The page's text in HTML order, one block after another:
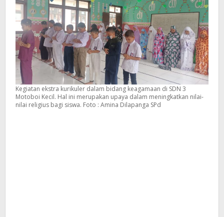
Kegiatan ekstra kurikuler dalam bidang keagamaan di SDN 3
Motoboi Kecil. Hal ini merupakan upaya dalam meningkatkan nilai-
nilai religius bagi siswa. Foto : Amina Dilapanga SPd